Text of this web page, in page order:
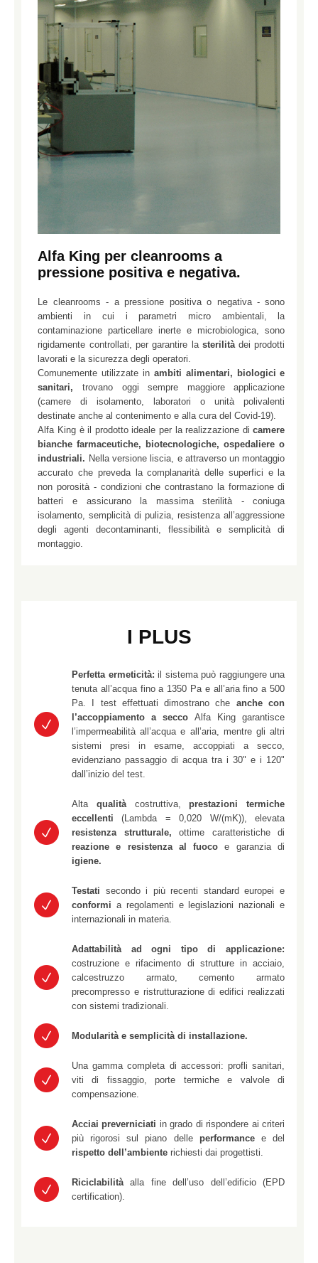
Alfa King per cleanrooms a
pressione positiva e negativa.
Le cleanrooms - a pressione positiva o negativa - sono
ambienti in cui i parametri micro ambientali, la
contaminazione particellare inerte e microbiologica, sono
rigidamente controllati, per garantire la sterilitàdei prodotti
lavorati e la sicurezza degli operatori.
Comunemente utilizzate in ambiti alimentari, biologici e
sanitari, trovano oggi sempre maggiore applicazione
(camere di isolamento, laboratori o unità polivalenti
destinate anche al contenimento e alla cura del Covid-19).
Alfa King è il prodotto ideale per la realizzazione dicamere
bianche farmaceutiche, biotecnologiche, ospedaliere o
industriali. Nella versione liscia, e attraverso un montaggio
accurato che preveda la complanarità delle superfici e la
non porosità - condizioni che contrastano la formazione di
batteri e assicurano la massima sterilità - coniuga
isolamento, semplicità di pulizia, resistenza all’aggressione
degli agenti decontaminanti, flessibilità e semplicità di
montaggio.
I PLUS
Perfetta ermeticità: il sistema può raggiungere una
tenuta all’acqua fino a 1350 Pa e all’aria fino a 500
Pa. I test effettuati dimostrano che anche con
l’accoppiamento a secco Alfa King garantisce
l’impermeabilità all’acqua e all’aria, mentre gli altri
sistemi presi in esame, accoppiati a secco,
evidenziano passaggio di acqua tra i 30" e i 120"
dall’inizio del test.
Alta qualitàcostruttiva, prestazioni termiche
eccellenti (Lambda = 0,020 W/(mK)), elevata
resistenza strutturale, ottime caratteristiche di
reazione e resistenza al fuoco e garanzia di
igiene.
Testati secondo i più recenti standard europei e
conformi a regolamenti e legislazioni nazionali e
internazionali in materia.
Adattabilità ad ogni tipo di applicazione:
costruzione e rifacimento di strutture in acciaio,
calcestruzzo armato, cemento armato
precompresso e ristrutturazione di edifici realizzati
con sistemi tradizionali.
Modularità e semplicità di installazione.
Una gamma completa di accessori: profli sanitari,
viti di fissaggio, porte termiche e valvole di
compensazione.
Acciai preverniciati in grado di rispondere ai criteri
più rigorosi sul piano delle performancee del
rispetto dell’ambiente richiesti dai progettisti.
Riciclabilità alla fine dell’uso dell’edificio (EPD
certification).